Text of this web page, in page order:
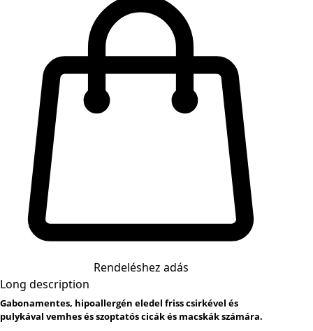
Rendeléshez adás
Long description
Gabonamentes, hipoallergén eledel friss csirkével és
pulykával vemhes és szoptatós cicák és macskák számára.